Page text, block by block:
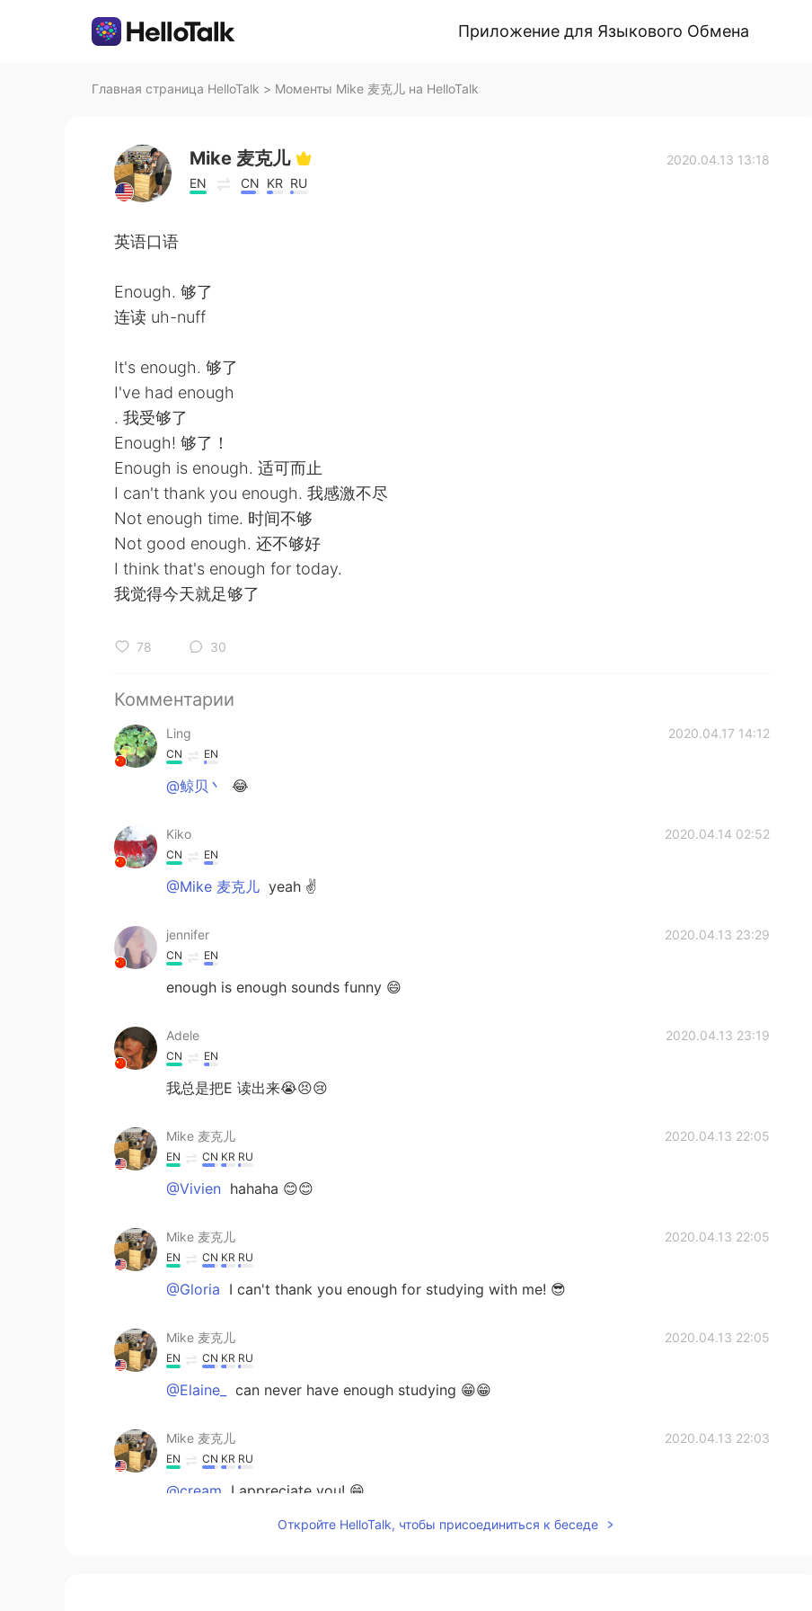
Приложение для Языкового Обмена
Главная страница HelloTalk > Моменты Mike 麦克儿 на HelloTalk
Mike 麦克儿
EN CN KR RU
2020.04.13 13:18
英语口语
Enough. 够了
连读 uh-nuff
It's enough. 够了
I've had enough
. 我受够了
Enough! 够了！
Enough is enough. 适可而止
I can't thank you enough. 我感激不尽
Not enough time. 时间不够
Not good enough. 还不够好
I think that's enough for today.
我觉得今天就足够了
78 30
Комментарии
Ling 2020.04.17 14:12
CN EN
@鲸贝丶 😂
Kiko 2020.04.14 02:52
CN EN
@Mike 麦克儿 yeah ✌
jennifer 2020.04.13 23:29
CN EN
enough is enough sounds funny 😄
Adele 2020.04.13 23:19
CN EN
我总是把E 读出来😭😣😢
Mike 麦克儿 2020.04.13 22:05
EN CN KR RU
@Vivien hahaha 😊😊
Mike 麦克儿 2020.04.13 22:05
EN CN KR RU
@Gloria I can't thank you enough for studying with me! 😎
Mike 麦克儿 2020.04.13 22:05
EN CN KR RU
@Elaine_ can never have enough studying 😁😁
Mike 麦克儿 2020.04.13 22:03
EN CN KR RU
@cream I appreciate you! 😁
Откройте HelloTalk, чтобы присоединиться к беседе